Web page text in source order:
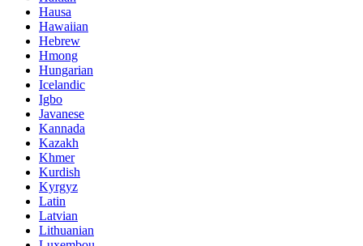
Hausa
Hawaiian
Hebrew
Hmong
Hungarian
Icelandic
Igbo
Javanese
Kannada
Kazakh
Khmer
Kurdish
Kyrgyz
Latin
Latvian
Lithuanian